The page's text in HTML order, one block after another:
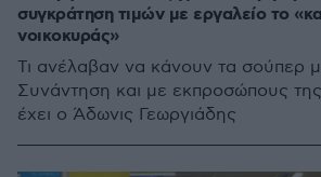
συγκράτηση τιμών με εργαλείο το
νοικοκυράς»
Τι ανέλαβαν να κάνουν τα σούπερ
Συνάντηση και με εκπροσώπους
έχει ο Άδωνις Γεωργιάδης